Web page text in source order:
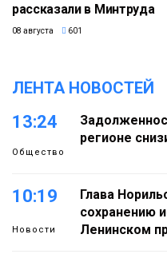
рассказали в Минтруда
08 августа 601
ЛЕНТА НОВОСТЕЙ
13:24
Общество
регионе
10:19
Новости
Глава
сохранению
Ленинском